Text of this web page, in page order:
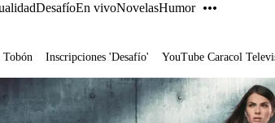
DesafíoEn vivoNovelasHumor
Tobón Inscripciones 'Desafío' YouTube Caracol